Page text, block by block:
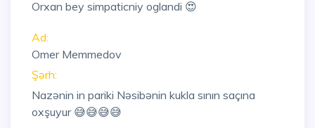
Orxan bey simpaticniy oglandi 😍
Ad:
Omer Memmedov
Şərh:
Nazənin in pariki Nəsibənin kukla sının saçına
oxşuyur 😅😅😅😅